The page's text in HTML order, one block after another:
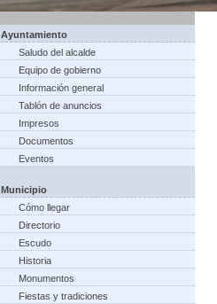
Ayuntamiento
Saludo del alcalde
Equipo de gobierno
Información general
Tablón de anuncios
Impresos
Documentos
Eventos
Municipio
Cómo llegar
Directorio
Escudo
Historia
Monumentos
Fiestas y tradiciones